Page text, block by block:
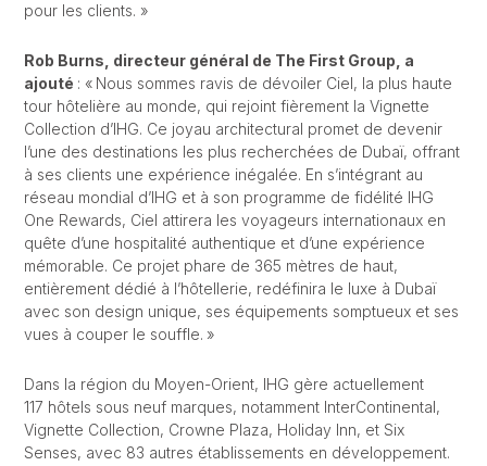
pour les clients. »
Rob Burns, directeur général de The First Group, a
ajouté : « Nous sommes ravis de dévoiler Ciel, la plus haute
tour hôtelière au monde, qui rejoint fièrement la Vignette
Collection d’IHG. Ce joyau architectural promet de devenir
l’une des destinations les plus recherchées de Dubaï, offrant
à ses clients une expérience inégalée. En s’intégrant au
réseau mondial d’IHG et à son programme de fidélité IHG
One Rewards, Ciel attirera les voyageurs internationaux en
quête d’une hospitalité authentique et d’une expérience
mémorable. Ce projet phare de 365 mètres de haut,
entièrement dédié à l’hôtellerie, redéfinira le luxe à Dubaï
avec son design unique, ses équipements somptueux et ses
vues à couper le souffle. »
Dans la région du Moyen-Orient, IHG gère actuellement
117 hôtels sous neuf marques, notamment InterContinental,
Vignette Collection, Crowne Plaza, Holiday Inn, et Six
Senses, avec 83 autres établissements en développement.